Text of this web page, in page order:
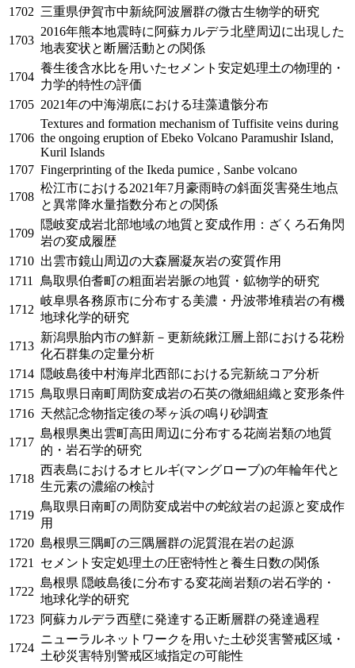
1702 三重県伊賀市中新統阿波層群の微古生物学的研究
1703
2016年熊本地震時に阿蘇カルデラ北壁周辺に出現した
地表変状と断層活動との関係
1704
養生後含水比を用いたセメント安定処理土の物理的・
力学的特性の評価
1705 2021年の中海湖底における珪藻遺骸分布
1706
Textures and formation mechanism of Tuffisite veins during
the ongoing eruption of Ebeko Volcano Paramushir Island,
Kuril Islands
1707 Fingerprinting of the Ikeda pumice , Sanbe volcano
1708
松江市における2021年7月豪雨時の斜面災害発生地点
と異常降水量指数分布との関係
1709
隠岐変成岩北部地域の地質と変成作用：ざくろ石角閃
岩の変成履歴
1710 出雲市鏡山周辺の大森層凝灰岩の変質作用
1711
鳥取県伯耆町の粗面岩岩脈の地質・鉱物学的研究
1712
岐阜県各務原市に分布する美濃・丹波帯堆積岩の有機
地球化学的研究
1713
新潟県胎内市の鮮新－更新統鍬江層上部における花粉
化石群集の定量分析
1714 隠岐島後中村海岸北西部における完新統コア分析
1715 鳥取県日南町周防変成岩の石英の微細組織と変形条件
1716 天然記念物指定後の琴ヶ浜の鳴り砂調査
1717
島根県奥出雲町高田周辺に分布する花崗岩類の地質
的・岩石学的研究
1718
西表島におけるオヒルギ(マングローブ)の年輪年代と
生元素の濃縮の検討
1719
鳥取県日南町の周防変成岩中の蛇紋岩の起源と変成作
用
1720 島根県三隅町の三隅層群の泥質混在岩の起源
1721
セメント安定処理土の圧密特性と養生日数の関係
1722
島根県 隠岐島後に分布する変花崗岩類の岩石学的・
地球化学的研究
1723 阿蘇カルデラ西壁に発達する正断層群の発達過程
1724
ニューラルネットワークを用いた土砂災害警戒区域・
土砂災害特別警戒区域指定の可能性